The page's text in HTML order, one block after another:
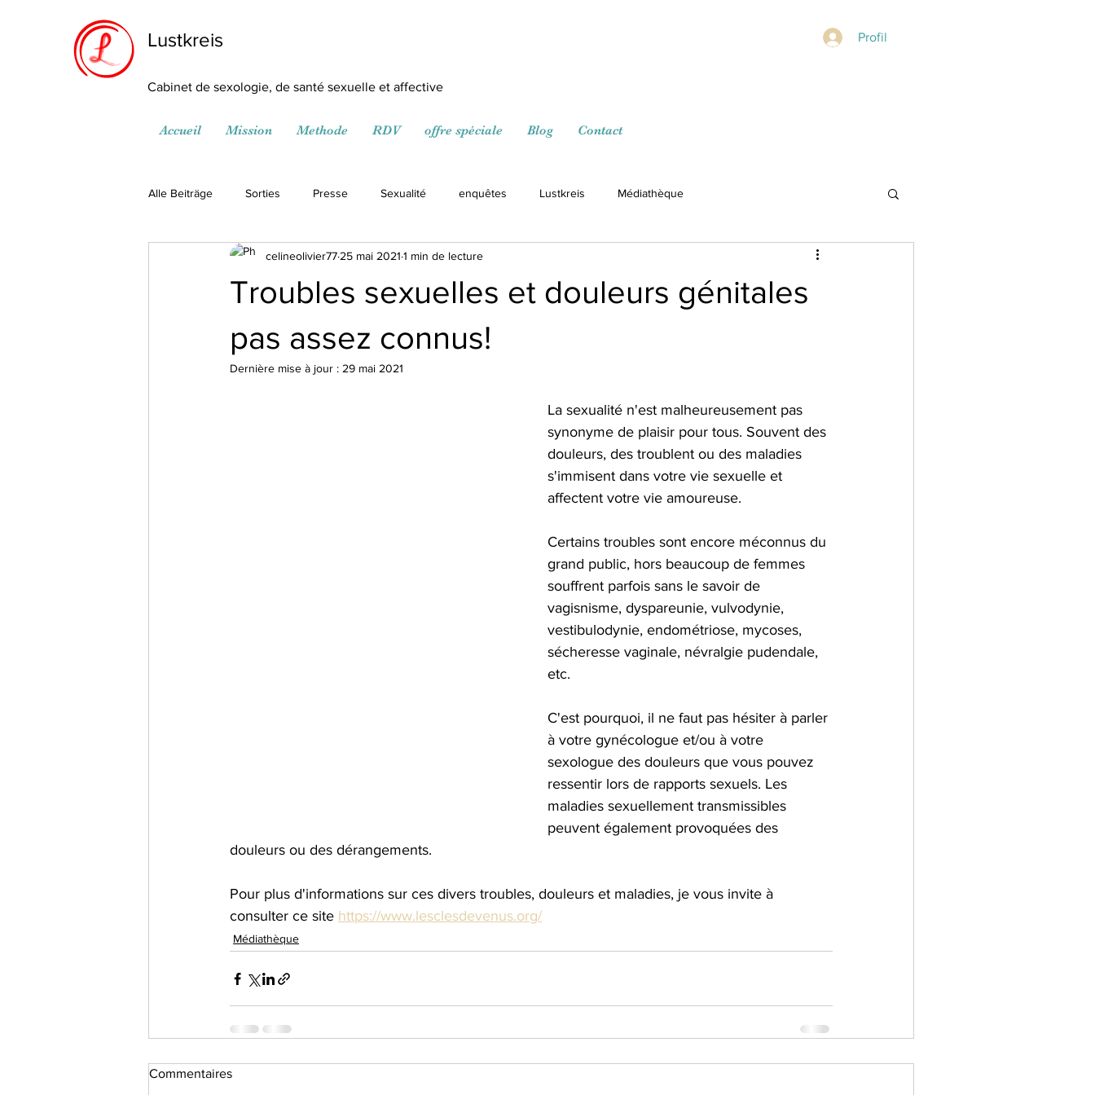
Lustkreis
Cabinet de sexologie, de santé sexuelle et affective
Accueil Mission Methode RDV offre spéciale Blog Contact
Profil
Alle Beiträge Sorties Presse Sexualité enquêtes Lustkreis Médiathèque
Troubles sexuelles et douleurs génitales
pas assez connus!
celineolivier77 25 mai 2021 1 min de lecture
Dernière mise à jour : 29 mai 2021
La sexualité n'est malheureusement pas
synonyme de plaisir pour tous. Souvent des
douleurs, des troublent ou des maladies
s'immisent dans votre vie sexuelle et
affectent votre vie amoureuse.
Certains troubles sont encore méconnus du
grand public, hors beaucoup de femmes
souffrent parfois sans le savoir de
vagisnisme, dyspareunie, vulvodynie,
vestibulodynie, endométriose, mycoses,
sécheresse vaginale, névralgie pudendale,
etc.
C'est pourquoi, il ne faut pas hésiter à parler
à votre gynécologue et/ou à votre
sexologue des douleurs que vous pouvez
ressentir lors de rapports sexuels. Les
maladies sexuellement transmissibles
peuvent également provoquées des
douleurs ou des dérangements.
Pour plus d'informations sur ces divers troubles, douleurs et maladies, je vous invite à
consulter ce site https://www.lesclesdevenus.org/
Médiathèque
Commentaires